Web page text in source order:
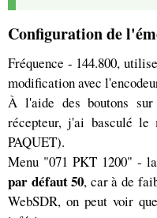
Configuration de
Fréquence - 144.800,
modification avec
À l'aide des boutons
récepteur, j'ai basculé le
PAQUET).
Menu "071 PKT 1200" -
par défaut 50, car à de
WebSDR, on peut voir